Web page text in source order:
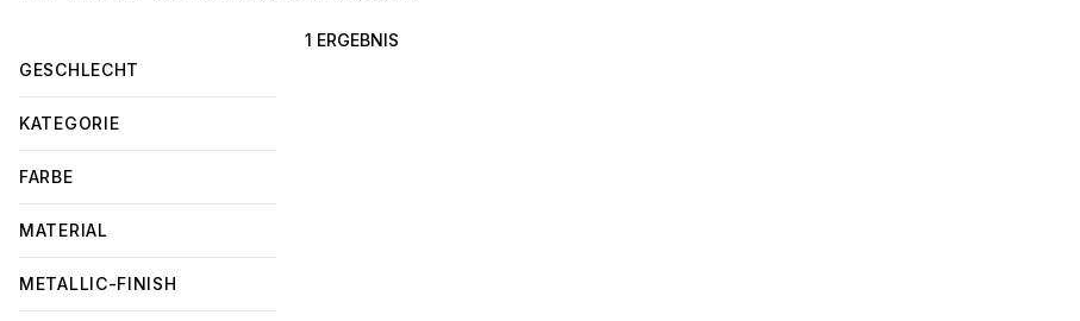
1 ERGEBNIS
GESCHLECHT
KATEGORIE
FARBE
MATERIAL
METALLIC-FINISH